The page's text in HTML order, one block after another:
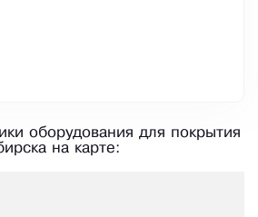
оборудования для покрытия
на карте: